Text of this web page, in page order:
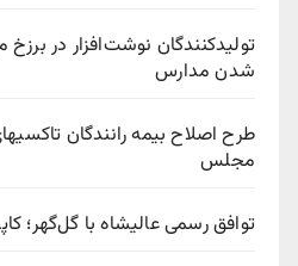
تولیدکنندگان نوشت‌افزار در
شدن مدارس
طرح اصلاح بیمه رانندگان
مجلس
توافق رسمی عالیشاه با گل‌گهر؛